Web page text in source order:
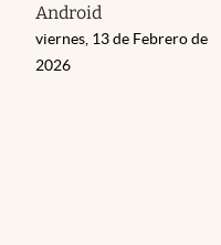
Android
viernes, 13 de Febrero de
2026